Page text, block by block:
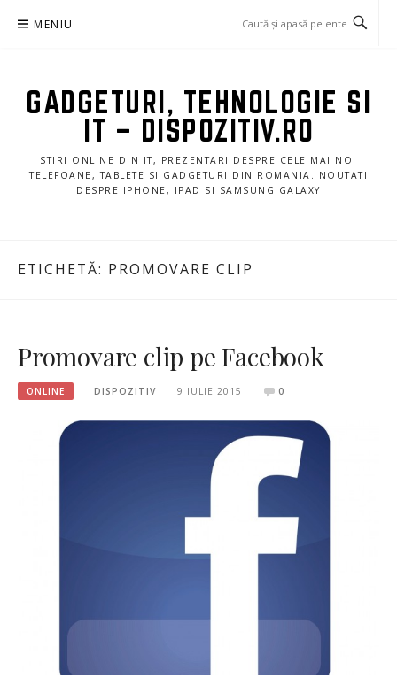
MENIU
GADGETURI, TEHNOLOGIE SI
IT – DISPOZITIV.RO
STIRI ONLINE DIN IT, PREZENTARI DESPRE CELE MAI NOI
TELEFOANE, TABLETE SI GADGETURI DIN ROMANIA. NOUTATI
DESPRE IPHONE, IPAD SI SAMSUNG GALAXY
ETICHETĂ: PROMOVARE CLIP
Promovare clip pe Facebook
ONLINE DISPOZITIV 9 IULIE 2015 0